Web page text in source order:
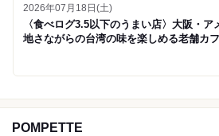
2026年07月18日(土)
〈食べログ3.5以下のうまい店〉大阪・
地さながらの台湾の味を楽しめる老舗カ
POMPETTE